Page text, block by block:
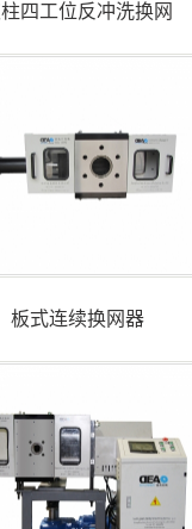
四工位反冲洗换网
板式连续换网器